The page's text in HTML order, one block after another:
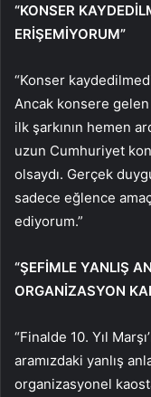
“KONSER
ERİŞEMİYORUM”
“Konser
Ancak konsere
ilk şarkının hemen
uzun Cumhuriyet
olsaydı. Gerçek
sadece eğlence
ediyorum.”
“ŞEFİMLE YANLIŞ
ORGANİZASYON
“Finalde 10. Yıl
aramızdaki yanlış
organizasyonel